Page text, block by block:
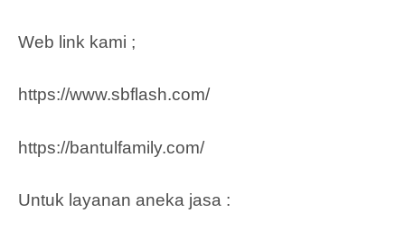
Web link kami ;
https://www.sbflash.com/
https://bantulfamily.com/
Untuk layanan aneka jasa :